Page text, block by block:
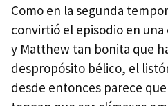
Como en la segunda
convirtió el episodio en
y Matthew tan bonita que
despropósito bélico, el
desde entonces parece